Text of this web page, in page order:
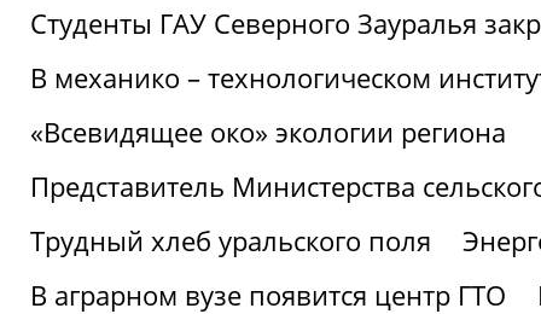
Студенты ГАУ Северного Зауралья
В механико – технологическом
«Всевидящее око» экологии региона
Представитель Министерства
Трудный хлеб уральского поля
В аграрном вузе появится центр ГТО